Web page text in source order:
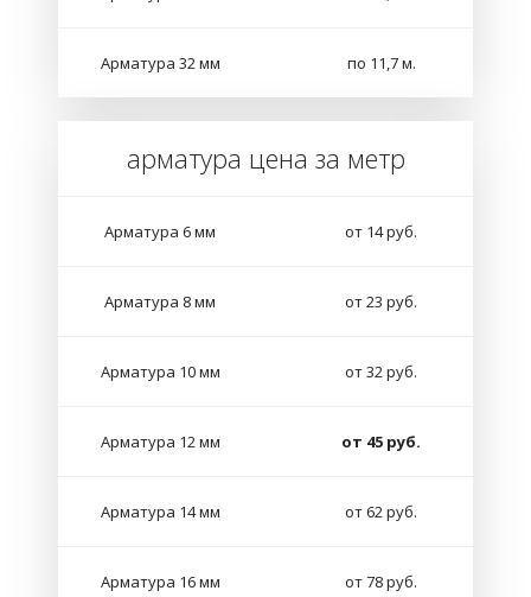
Арматура 32 мм по 11,7 м.
арматура цена за метр
Арматура 6 мм от 14 руб.
Арматура 8 мм от 23 руб.
Арматура 10 мм от 32 руб.
Арматура 12 мм от 45 руб.
Арматура 14 мм от 62 руб.
Арматура 16 мм от 78 руб.